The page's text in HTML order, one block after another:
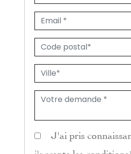
J'ai pris
j'accepte les conditions